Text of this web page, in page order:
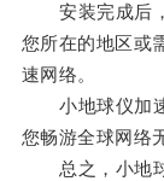
安装完成后，
您所在的地区或
速网络。
小地球仪加速
您畅游全球网络
总之，小地球